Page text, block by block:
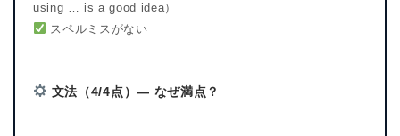
using … is a good idea）
スペルミスがない
文法（4/4点）— なぜ満点？